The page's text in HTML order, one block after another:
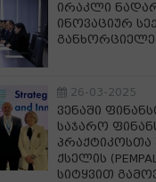
ირაკლი
ინოვაციურ
26-03-2025
ვენაში
საჯარო
ქსელის
სიტყვით